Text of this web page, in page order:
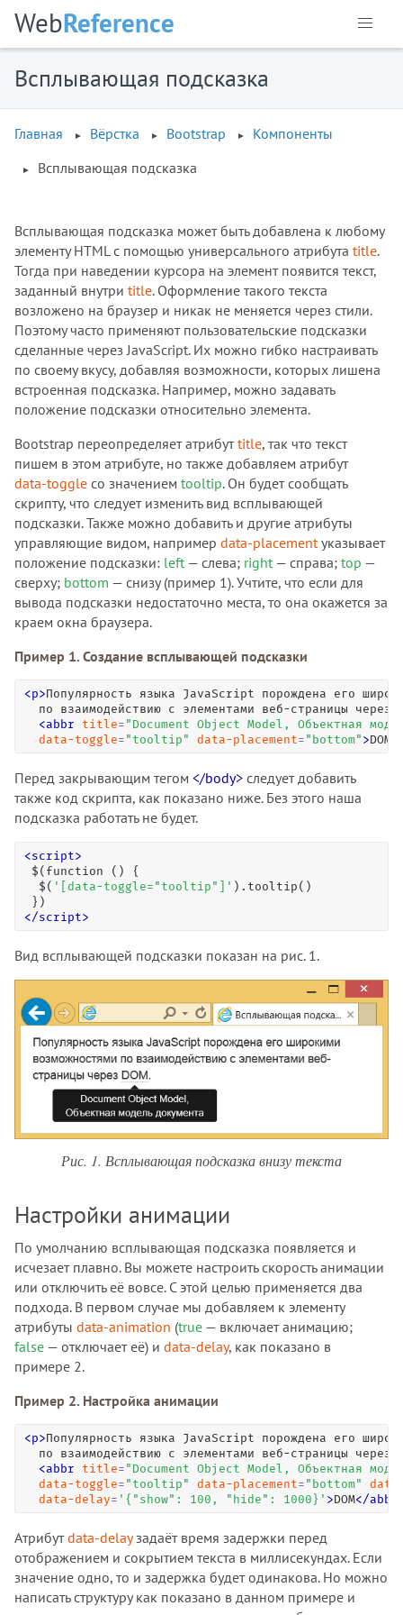
WebReference
Всплывающая подсказка
Главная Вёрстка Bootstrap
Компоненты
Всплывающая подсказка
Всплывающая подсказка может быть добавлена к любому
элементу HTML с помощью универсального атрибута title.
Тогда при наведении курсора на элемент появится текст,
заданный внутри title. Оформление такого текста
возложено на браузер и никак не меняется через стили.
Поэтому часто применяют пользовательские подсказки
сделанные через JavaScript. Их можно гибко настраивать
по своему вкусу, добавляя возможности, которых лишена
встроенная подсказка. Например, можно задавать
положение подсказки относительно элемента.
Bootstrap переопределяет атрибутtitle, так что текст
пишем в этом атрибуте, но также добавляем атрибут
data-toggle со значением tooltip. Он будет сообщать
скрипту, что следует изменить вид всплывающей
подсказки. Также можно добавить и другие атрибуты
управляющие видом, например data-placement указывает
положение подсказки: left — слева; right — справа; top —
сверху; bottom — снизу (пример 1). Учтите, что если для
вывода подсказки недостаточно места, то она окажется за
краем окна браузера.
Пример 1. Создание всплывающей подсказки
<p>Популярность языка JavaScript порождена его
  по взаимодействию с элементами веб-страницы через
<abbr title= " Document Object Model, Объектная
data-toggle= " tooltip " data-placement= " bottom" >DOM
Перед закрывающим тегом </body> следует добавить
также код скрипта, как показано ниже. Без этого наша
подсказка работать не будет.
<script>
$ ( function () {
$ ( '[data-toggle="tooltip"]' ). tooltip ()
</script>
Вид всплывающей подсказки показан на рис. 1.
Рис. 1. Всплывающая подсказка внизу текста
Настройки анимации
По умолчанию всплывающая подсказка появляется и
исчезает плавно. Вы можете настроить скорость анимации
или отключить её вовсе. С этой целью применяется два
подхода. В первом случае мы добавляем к элементу
атрибуты data-animation (true — включает анимацию;
false — отключает её) и data-delay, как показано в
примере 2.
Пример 2. Настройка анимации
<p>Популярность языка JavaScript порождена его
  по взаимодействию с элементами веб-страницы через
<abbr title= " Document Object Model, Объектная
data-toggle= " tooltip " data-placement= " bottom"
data-delay= ' {"show": 100, "hide": 1000} ' >DOM</abbr
Атрибутdata-delayзадаёт время задержки перед
отображением и сокрытием текста в миллисекундах. Если
значение одно, то и задержка будет одинакова. Но можно
написать структуру как показано в данном примере и